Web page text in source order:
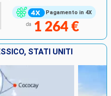
Pagamento in 4X
da 1 264 €
STATI UNITI